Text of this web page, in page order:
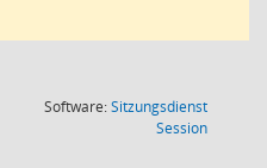
Software:Sitzungsdienst
Session(Wird in